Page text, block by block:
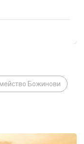
Божинови